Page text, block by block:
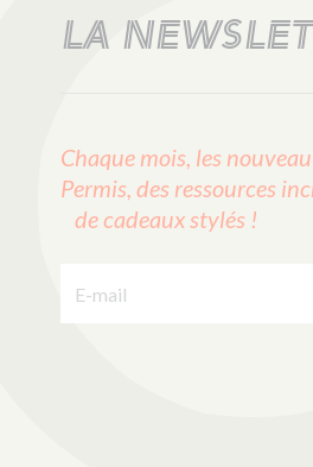
LA
Chaque mois, les
Permis, des ressources
de cadeaux stylés !